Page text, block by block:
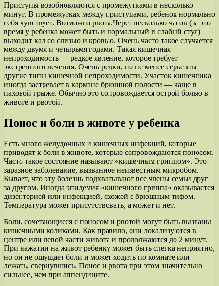
Приступы возобновляются с промежутками в несколько
минут. В промежутках между приступами, ребенок нормально
себя чувствует. Возможна рвота.Через несколько часов (за это
время у ребенка может быть и нормальный и слабый стул)
выходит кал со слизью и кровью. Очень часто такое случается
между двумя и четырьмя годами. Такая кишечная
непроходимость — редкое явление, которое требует
экстренного лечения. Очень редки, но не менее серьезны
другие типы кишечной непроходимости. Участок кишечника
иногда застревает в кармане брюшной полости — чаще в
паховой грыже. Обычно это сопровождается острой болью в
животе и рвотой.
Понос и боли в животе у ребенка
Есть много желудочных и кишечных инфекций, которые
приводят к боли в животе, которые сопровождаются поносом.
Часто такое состояние называют «кишечным гриппом». Это
заразное заболевание, вызванное неизвестным микробом.
Бывает, что эту болезнь подхватывают все члены семьи друг
за другом. Иногда эпидемия «кишечного гриппа» оказывается
дизентерией или инфекцией, схожей с брюшным тифом.
Температура может присутствовать, а может и нет.
Боли, сочетающиеся с поносом и рвотой могут быть вызваны
кишечными коликами. Как правило, они локализуются в
центре или левой части живота и продолжаются до 2 минут.
При нажатии на живот ребенку может быть слегка неприятно,
но он не ощущает боли и может ходить по комнате или
лежать, свернувшись. Понос и рвота при этом значительно
сильнее, чем при аппендиците.